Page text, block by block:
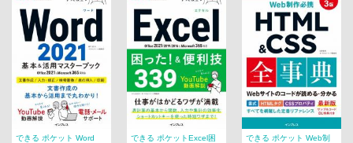
できる ポケット Word
できる ポケットExcel困
できる ポケット Web制